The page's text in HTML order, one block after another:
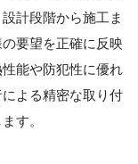
計段階から施工ま
要望を正確に反映
能や防犯性に優れ
よる精密な取り付
す。